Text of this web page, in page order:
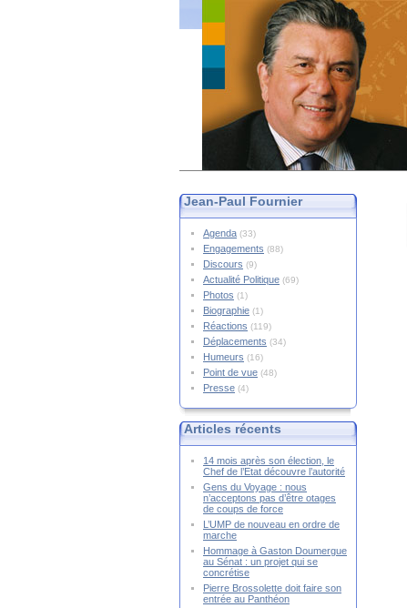
Jean-Paul Fournier
Agenda (33)
Engagements (88)
Discours (9)
Actualité Politique (69)
Photos (1)
Biographie (1)
Réactions (119)
Déplacements (34)
Humeurs (16)
Point de vue (48)
Presse (4)
Articles récents
14 mois après son élection, le
Chef de l’Etat découvre l’autorité
Gens du Voyage : nous
n’acceptons pas d’être otages
de coups de force
L’UMP de nouveau en ordre de
marche
Hommage à Gaston Doumergue
au Sénat : un projet qui se
concrétise
Pierre Brossolette doit faire son
entrée au Panthéon